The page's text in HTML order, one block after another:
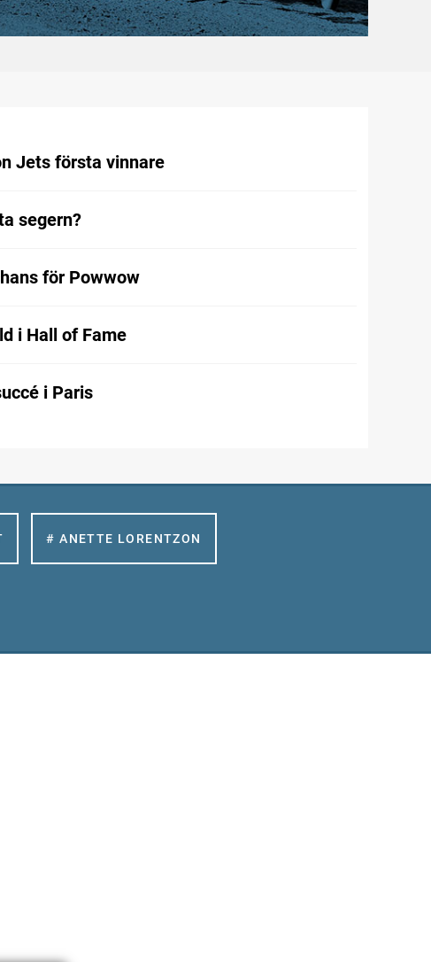
Jets första vinnare
segern?
för Powwow
i Hall of Fame
i Paris
# ANETTE LORENTZON